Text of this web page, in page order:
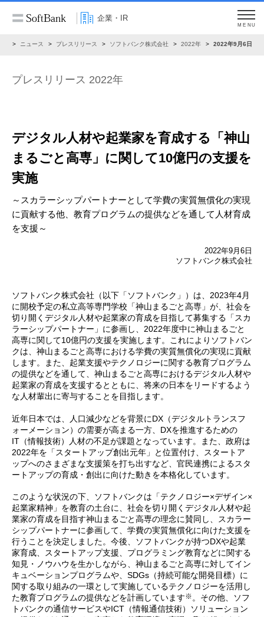
企業・IR
MENU
ニュース プレスリリース ソフトバンク株式会社 2022年 2022年9月6日
プレスリリース 2022年
デジタル人材や起業家を育成する
「神山
まるごと高専」に関して10億円の支援を
実施
～スカラーシップパートナーとして学費の実質無償化の実現
に貢献する他、 教育プログラムの提供などを通して人材育成
を支援～
2022年9月6日
ソフトバンク株式会社
ソフトバンク株式会社（以下「ソフトバンク」）は、2023年4月
に開校予定の私立高等専門学校「神山まるごと高専」が、社会を
切り開くデジタル人材や起業家の育成を目指して募集する「スカ
ラーシップパートナー」に参画し、2022年度中に神山まるごと
高専に関して10億円の支援を実施します。これによりソフトバン
クは、神山まるごと高専における学費の実質無償化の実現に貢献
します。また、起業支援やテクノロジーに関する教育プログラム
の提供などを通して、神山まるごと高専におけるデジタル人材や
起業家の育成を支援するとともに、将来の日本をリードするよう
な人材輩出に寄与することを目指します。
近年日本では、人口減少などを背景にDX（デジタルトランスフ
ォーメーション）の需要が高まる一方、DXを推進するための
IT（情報技術）人材の不足が課題となっています。また、政府は
2022年を「スタートアップ創出元年」と位置付け、スタートア
ップへのさまざまな支援策を打ち出すなど、官民連携によるスタ
ートアップの育成・創出に向けた動きを本格化しています。
このような状況の下、ソフトバンクは「テクノロジー×デザイン×
起業家精神」を教育の土台に、社会を切り開くデジタル人材や起
業家の育成を目指す神山まるごと高専の理念に賛同し、スカラー
シップパートナーに参画して、学費の実質無償化に向けた支援を
行うことを決定しました。今後、ソフトバンクが持つDXや起業
家育成、スタートアップ支援、プログラミング教育などに関する
知見・ノウハウを生かしながら、神山まるごと高専に対してイン
キュベーションプログラムや、SDGs（持続可能な開発目標）に
関する取り組みの一環として実施しているテクノロジーを活用し
た教育プログラムの提供などを計画しています※ 。その他、ソフ
トバンクの通信サービスやICT（情報通信技術）ソリューション